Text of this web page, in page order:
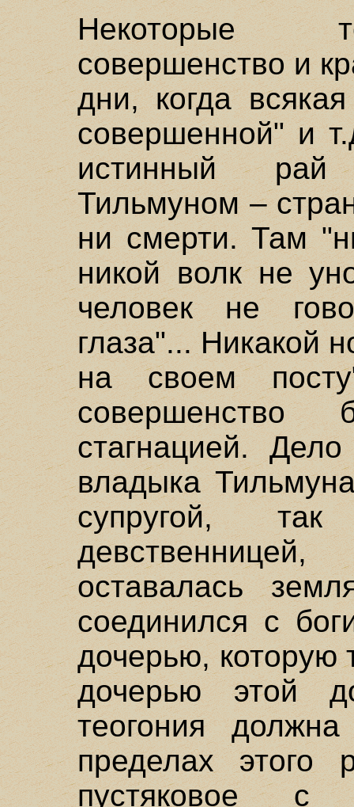
Некоторые
совершенство и
дни, когда
совершенной" и
истинный рай
Тильмуном –
ни смерти. Там
никой волк не
человек не
глаза"... Никакой
на своем
стагнацией.
владыка
супругой,
оставалась
соединился с
дочерью, которую
дочерью этой
теогония
пределах этого
пустяковое с